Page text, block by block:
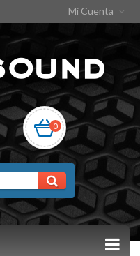
Mi Cuenta
0